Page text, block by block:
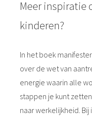
Meer inspiratie
kinderen?
In het boek
over de wet van
energie waarin alle
stappen je kunt
naar werkelijkheid.